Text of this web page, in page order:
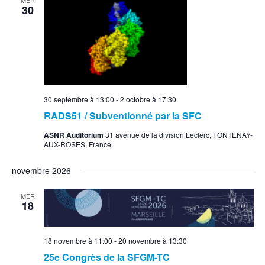
30
RADS51 / Subventionné par la SFC
30 septembre à 13:00 -2 octobre à 17:30
ASNR Auditorium 31 avenue de la division Leclerc, FONTENAY-
AUX-ROSES, France
novembre 2026
MER
18
25e Congrès de la SFGM-TC
18 novembre à 11:00 -20 novembre à 13:30